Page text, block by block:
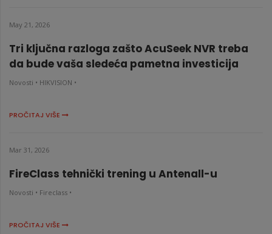
May 21, 2026
Tri ključna razloga zašto AcuSeek NVR treba
da bude vaša sledeća pametna investicija
Novosti • HIKVISION •
PROČITAJ VIŠE
Mar 31, 2026
FireClass tehnički trening u Antenall-u
Novosti • Fireclass •
PROČITAJ VIŠE